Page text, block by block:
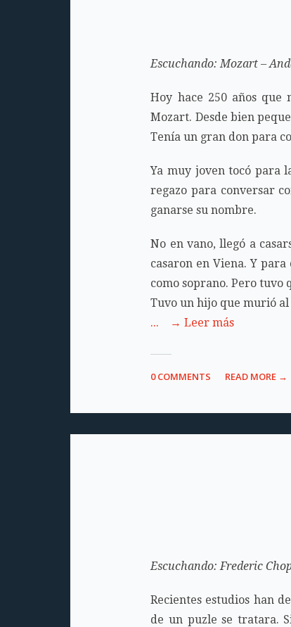
Escuchando: Mozart –
Hoy hace 250 años que
Mozart. Desde bien
Tenía un gran don para
Ya muy joven tocó para
regazo para conversar
ganarse su nombre.
No en vano, llegó a
casaron en Viena. Y
como soprano. Pero tuvo
Tuvo un hijo que murió al
... → Leer más
0 COMMENTS READ MORE →
Escuchando: Frederic
Recientes estudios han
de un puzle se tratara.